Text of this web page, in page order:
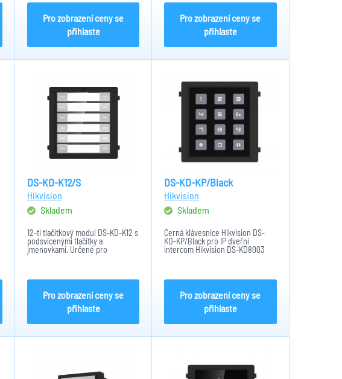
Rozměry: 98,5x100x33,7mm
Pro zobrazení ceny se
přihlaste
Procesor Embedded MCU. 1x
Debug,...Pro zobrazení ceny se
přihlaste
DS-KD-K12/S
Hikvision
Skladem
12-ti tlačítkový modul DS-KD-K12 s
podsvícenými tlačítky a
jmenovkami. Určené pro
povrchovou, tak i zápustnou
Pro zobrazení ceny se
přihlaste
DS-KD-KP/Black
Hikvision
Skladem
Černá klávesnice Hikvision DS-
KD-KP/Black pro IP dveřní
intercom Hikvision DS-KD8003
Odolnost IK07. Napájení 12V DC z...
Pro zobrazení ceny se
přihlaste